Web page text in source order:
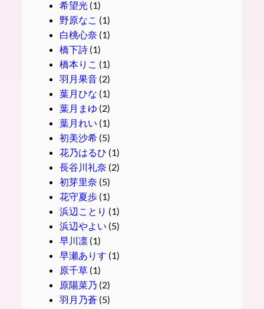
希望光(1)
野原なこ (1)
白桃心奈 (1)
橋下詩(1)
橋本りこ (1)
羽月果音(2)
葉月ひな (1)
葉月まゆ (2)
葉月れい (1)
初美沙希(5)
花乃はるひ (1)
長谷川礼奈 (2)
初芽里奈 (5)
花守夏歩(1)
浜辺ことり (1)
浜辺やよい (5)
早川凛(1)
早瀬ありす (1)
原千草 (1)
原陽菜乃 (2)
羽月乃蒼(5)